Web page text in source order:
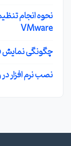
نحوه انجام
VMware
چگونگی نمایش usb در Vmware
نصب نرم افزار